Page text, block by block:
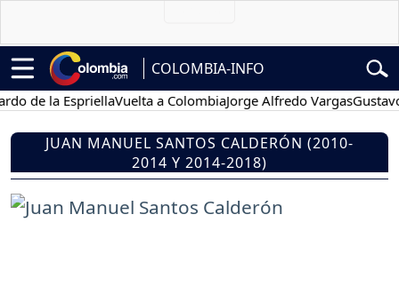
COLOMBIA-INFO
la EspriellaVuelta a ColombiaJorge Alfredo VargasGustavo
JUAN MANUEL SANTOS CALDERÓN (2010-
2014 Y 2014-2018)